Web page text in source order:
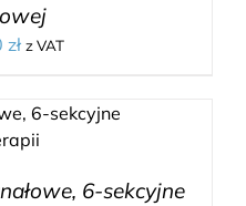
zł z VAT
6-sekcyjne